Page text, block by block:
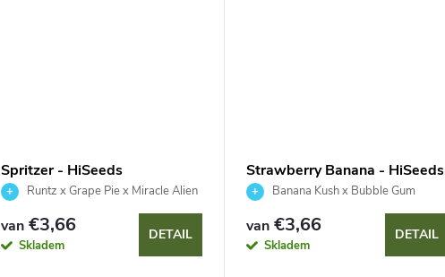
Spritzer - HiSeeds
Runtz x Grape Pie x Miracle Alien
van €3,66
Skladem
DETAIL
Strawberry Banana - HiSeeds
Banana Kush x Bubble Gum
van €3,66
Skladem
DETAIL